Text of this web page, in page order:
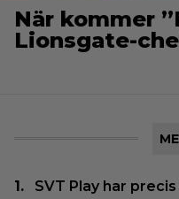
När kommer
Lionsgate-
SVT Play har